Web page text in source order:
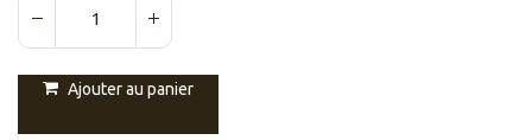
Ajouter au panier